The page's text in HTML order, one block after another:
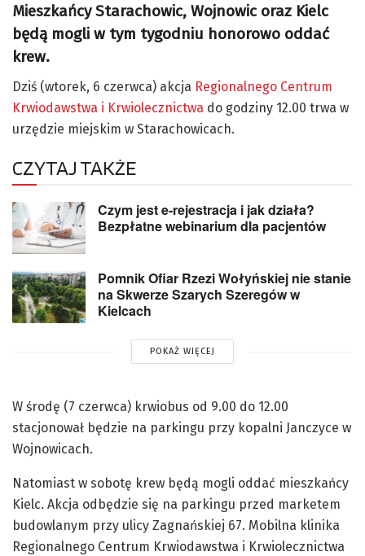
Mieszkańcy Starachowic, Wojnowic oraz Kielc
będą mogli w tym tygodniu honorowo oddać
krew.
Dziś (wtorek, 6 czerwca) akcja Regionalnego Centrum
Krwiodawstwa i Krwiolecznictwa do godziny 12.00 trwa w
urzędzie miejskim w Starachowicach.
CZYTAJ TAKŻE
Czym jest e-rejestracja i jak działa?
Bezpłatne webinarium dla pacjentów
Pomnik Ofiar Rzezi Wołyńskiej nie stanie
na Skwerze Szarych Szeregów w
Kielcach
POKAŻ WIĘCEJ
W środę (7 czerwca) krwiobus od 9.00 do 12.00
stacjonował będzie na parkingu przy kopalni Janczyce w
Wojnowicach.
Natomiast w sobotę krew będą mogli oddać mieszkańcy
Kielc. Akcja odbędzie się na parkingu przed marketem
budowlanym przy ulicy Zagnańskiej 67. Mobilna klinika
Regionalnego Centrum Krwiodawstwa i Krwiolecznictwa